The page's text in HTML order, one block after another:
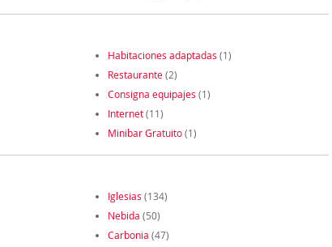
Habitaciones adaptadas (1)
Restaurante(2)
Consigna equipajes (1)
Internet(11)
Minibar Gratuito(1)
Iglesias (134)
Nebida (50)
Carbonia (47)